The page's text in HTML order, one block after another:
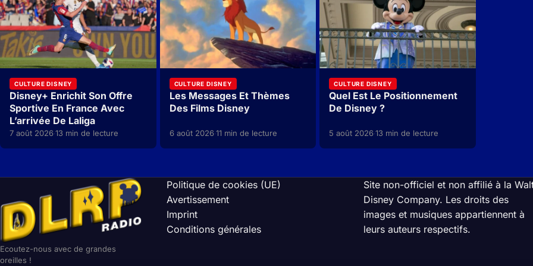
CULTURE DISNEY
Disney+ Enrichit Son Offre
Sportive En France Avec
L’arrivée De Laliga
7 août 2026·13 min de lecture
CULTURE DISNEY
Les Messages Et Thèmes
Des Films Disney
6 août 2026·11 min de lecture
CULTURE DISNEY
Quel Est Le Positionnement
De Disney ?
5 août 2026·13 min de lecture
Ecoutez-nous avec de grandes
oreilles !
Politique de cookies (UE)
Avertissement
Imprint
Conditions générales
Site non-officiel et non affilié à la
Disney Company. Les droits des
images et musiques appartiennent à
leurs auteurs respectifs.